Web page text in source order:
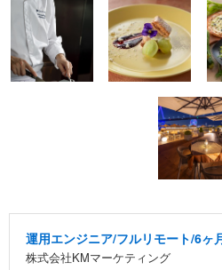
運用エンジニア/フルリモート/6ヶ
株式会社KMマーケティング